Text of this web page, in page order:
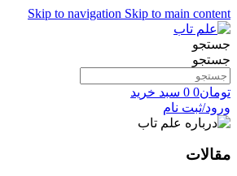
Skip to navigation Skip to main content
جستجو
جستجو
تومان0
0 سبد خرید
ورود/ثبت نام
مقالات